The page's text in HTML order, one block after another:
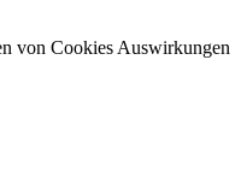
von Cookies Auswirkungen